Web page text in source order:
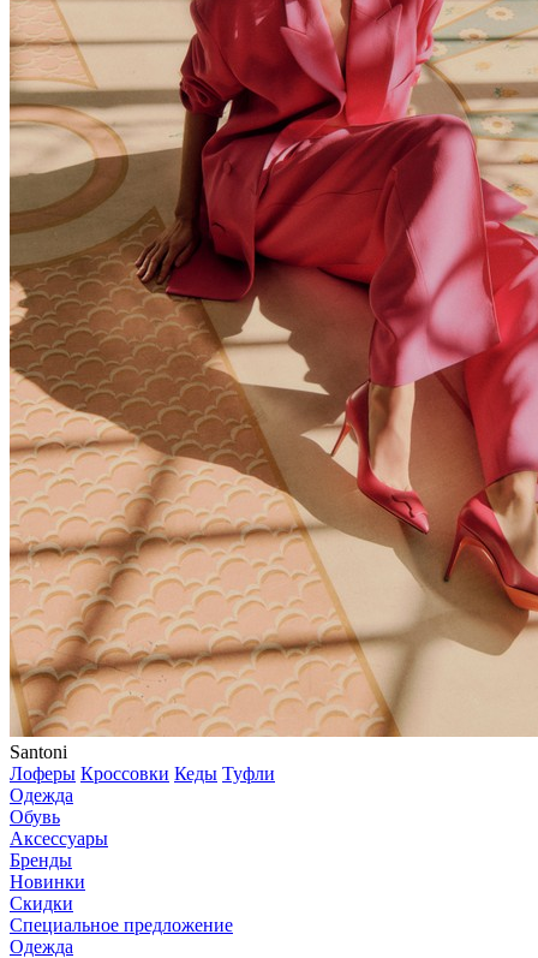
Santoni
Лоферы Кроссовки Кеды Туфли
Одежда
Обувь
Аксессуары
Бренды
Новинки
Скидки
Специальное предложение
Одежда